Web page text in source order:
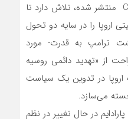
Council on Foreign Relations منتشر شده، تلاش دارد تا
اروپا را در سایه دو تحول
ترامپ به قدرت- مورد
از «تهدید دائمی روسیه
در تدوین یک سیاست
می‌سازد.
در حال تغییر در نظم